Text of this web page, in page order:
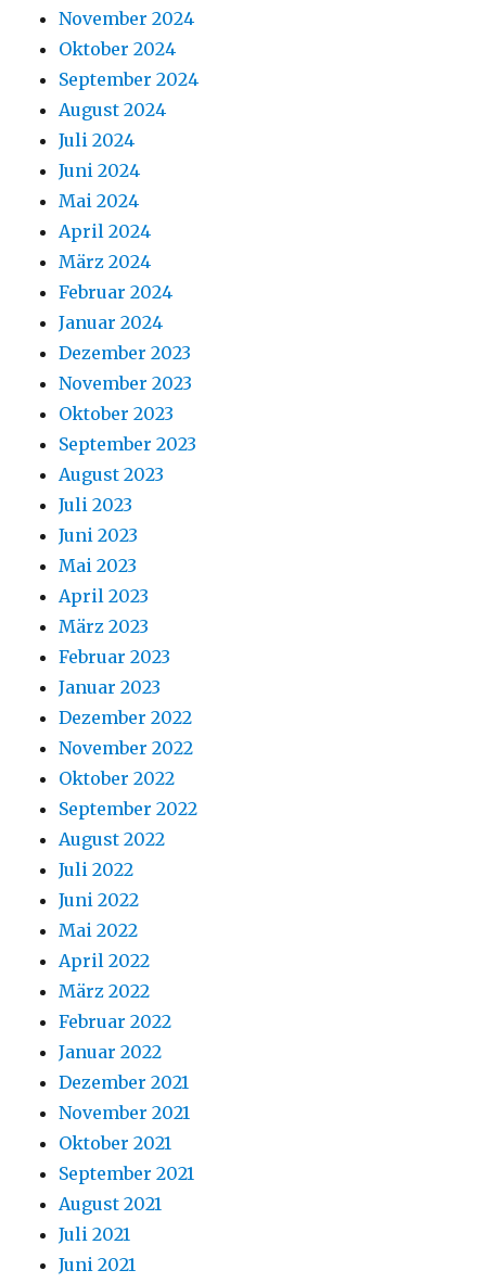
November 2024
Oktober 2024
September 2024
August 2024
Juli 2024
Juni 2024
Mai 2024
April 2024
März 2024
Februar 2024
Januar 2024
Dezember 2023
November 2023
Oktober 2023
September 2023
August 2023
Juli 2023
Juni 2023
Mai 2023
April 2023
März 2023
Februar 2023
Januar 2023
Dezember 2022
November 2022
Oktober 2022
September 2022
August 2022
Juli 2022
Juni 2022
Mai 2022
April 2022
März 2022
Februar 2022
Januar 2022
Dezember 2021
November 2021
Oktober 2021
September 2021
August 2021
Juli 2021
Juni 2021